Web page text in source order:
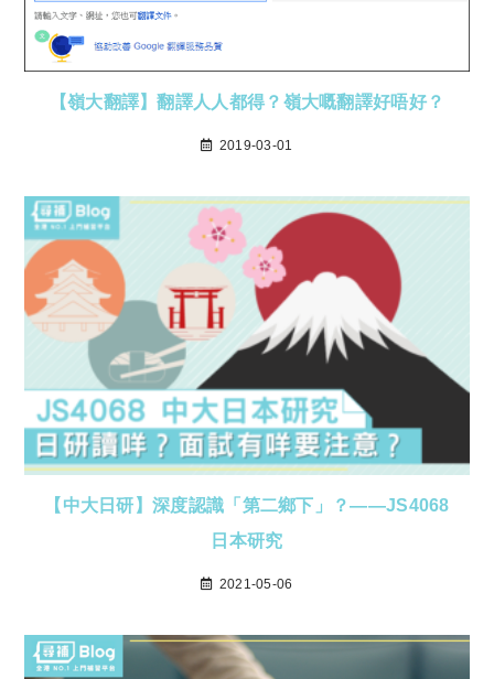
【嶺大翻譯】翻譯人人都得？嶺大嘅翻譯好唔好？
2019-03-01
【中大日研】深度認識「第二鄉下」？——JS4068
日本研究
2021-05-06